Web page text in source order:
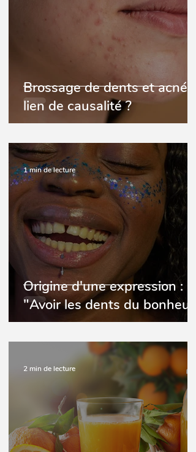
Brossage de dents et acné ;
lien de causalité ?
Origine d'une expression :
"Avoir les dents du bonheur"
1 min de lecture
2 min de lecture